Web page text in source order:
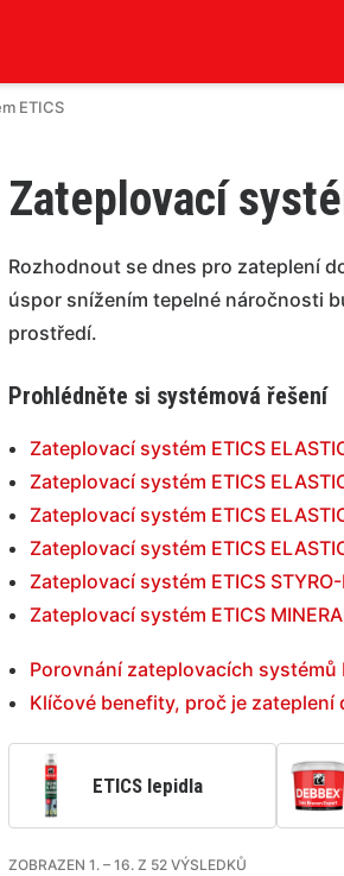
ETICS
Zateplovací
Rozhodnout se dnes pro zateplení
úspor snížením tepelné náročnosti
prostředí.
Prohlédněte si systémová řešení
Zateplovací systém ETICS
Zateplovací systém ETICS
Zateplovací systém ETICS
Zateplovací systém ETICS
Zateplovací systém ETICS STYRO-
Zateplovací systém ETICS
Porovnání zateplovacích systémů
Klíčové benefity, proč je
ETICS lepidla
ZOBRAZEN 1. – 16. Z 52 VÝSLEDKŮ